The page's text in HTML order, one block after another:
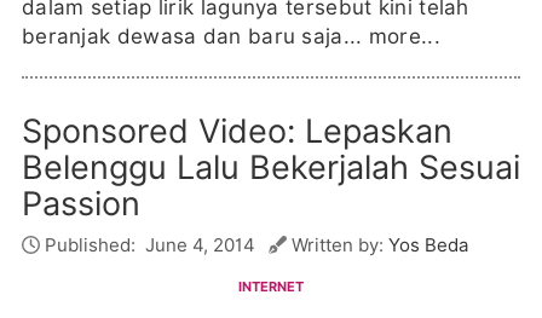
dalam setiap lirik lagunya tersebut kini telah
beranjak dewasa dan baru saja... more...
Sponsored Video: Lepaskan
Belenggu Lalu Bekerjalah Sesuai
Passion
Published: June 4, 2014 Written by: Yos Beda
INTERNET